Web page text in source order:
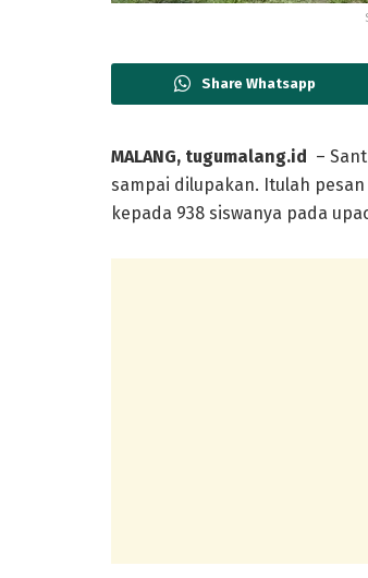
Share Whatsapp
MALANG, tugumalang.id –
sampai dilupakan. Itulah
kepada 938 siswanya pada